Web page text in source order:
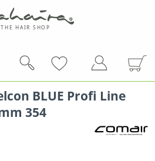
BLUE Profi Line
354